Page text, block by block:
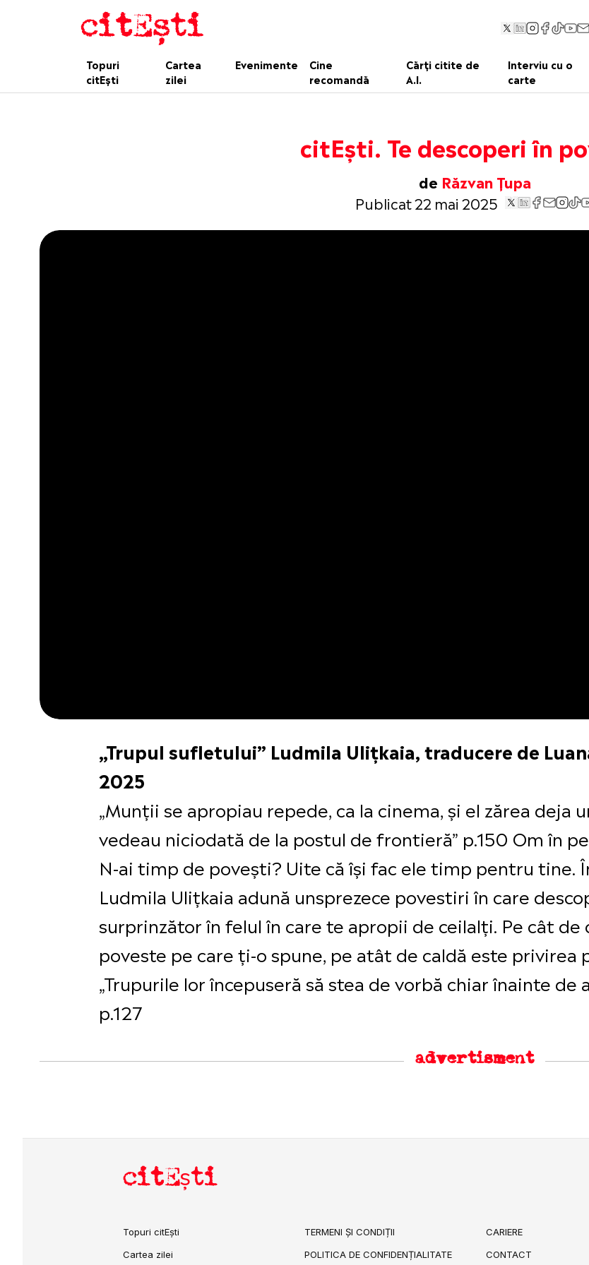
Topuri
citEști
Cartea
zilei
Evenimente
Cine
recomandă
Cărți citite de
A.I.
Interviu cu o
carte
citEști. Te descoperi în
de Răzvan Țupa
Publicat 22 mai 2025
„Trupul sufletului” Ludmila Ulițkaia, traducere de
2025
„Munții se apropiau repede, ca la cinema, și el zărea deja
vedeau niciodată de la postul de frontieră” p.150 Om în
N-ai timp de povești? Uite că își fac ele timp pentru tine.
Ludmila Ulițkaia adună unsprezece povestiri în care
surprinzător în felul în care te apropii de ceilalți. Pe cât de
poveste pe care ți-o spune, pe atât de caldă este privirea
„Trupurile lor începuseră să stea de vorbă chiar înainte de
p.127
advertisment
citEști
Topuri citEști
Cartea zilei
TERMENI ȘI CONDIȚII
POLITICA DE CONFIDENȚIALITATE
CARIERE
CONTACT